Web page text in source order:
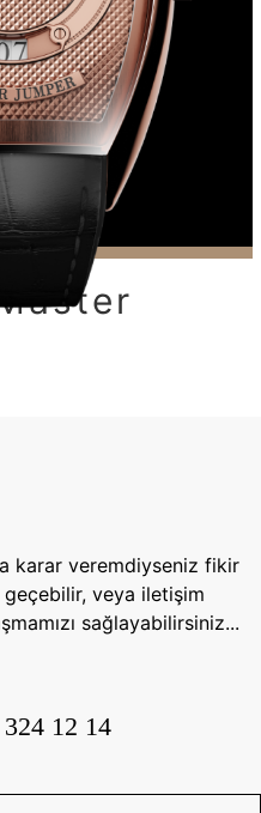
karar veremdiyseniz fikir
veya iletişim
sağlayabilirsiniz...
12 14